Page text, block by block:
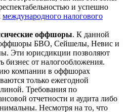
и успешно
международного налогового
оффшоры. К данной
оффшоры БВО, Сейшелы, Невис и
Эти юрисдикции позволяют
бизнес от налогообложения.
компании в оффшорах
только ежегодной
Требования по
отчетности и аудита либо
Несмотря на то, что